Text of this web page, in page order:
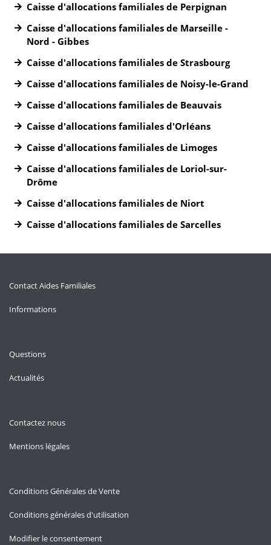
Caisse d'allocations familiales de Perpignan
Caisse d'allocations familiales de Marseille -
Nord - Gibbes
Caisse d'allocations familiales de Strasbourg
Caisse d'allocations familiales de Noisy-le-Grand
Caisse d'allocations familiales de Beauvais
Caisse d'allocations familiales d'Orléans
Caisse d'allocations familiales de Limoges
Caisse d'allocations familiales de Loriol-sur-
Drôme
Caisse d'allocations familiales de Niort
Caisse d'allocations familiales de Sarcelles
Contact Aides Familiales
Informations
Questions
Actualités
Contactez nous
Mentions légales
Conditions Générales de Vente
Conditions générales d'utilisation
Modifier le consentement